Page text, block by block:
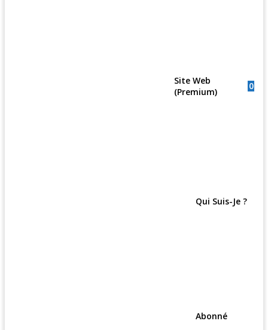
Site Web
(Premium)
0
Qui Suis-Je ?
Abonné